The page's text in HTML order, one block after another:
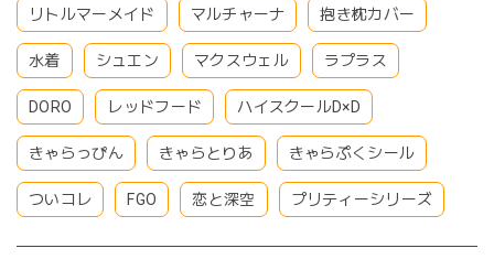
リトルマーメイド マルチャーナ 抱き枕カバー
水着 シュエン マクスウェル ラプラス
DORO レッドフード ハイスクールD×D
きゃらっぴん きゃらとりあ きゃらぷくシール
ついコレ FGO 恋と深空 プリティーシリーズ